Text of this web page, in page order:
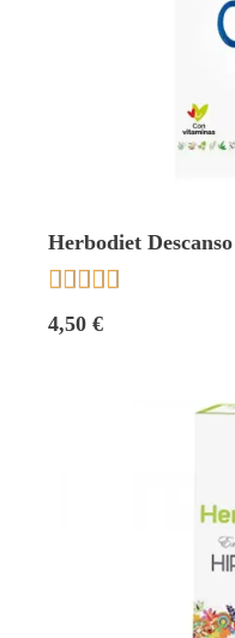
Herbodiet

4,50 €